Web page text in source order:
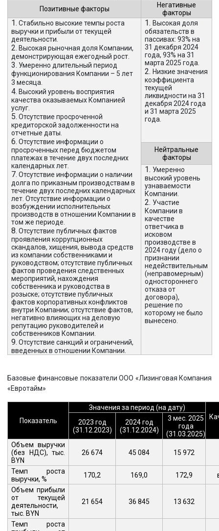
Позитивные факторы
Негативные
факторы
1. Стабильно высокие темпы роста
выручки и прибыли от текущей
деятельности.
2. Высокая рыночная доля Компании,
демонстрирующая ежегодный рост.
3. Умеренно длительный период
функционирования Компании – 5 лет
3 месяца.
4. Высокий уровень восприятия
качества оказываемых Компанией
услуг.
5. Отсутствие просроченной
кредиторской задолженности на
отчетные даты.
6. Отсутствие информации о
просроченных перед бюджетом
платежах в течение двух последних
календарных лет.
7. Отсутствие информации о наличии
долга по приказным производствам в
течение двух последних календарных
лет. Отсутствие информации о
возбуждении исполнительных
производств в отношении Компании в
том же периоде.
8. Отсутствие публичных фактов
проявления коррупционных
скандалов, хищения, вывода средств
из компании собственниками и
руководством; отсутствие публичных
фактов проведения следственных
мероприятий, нахождения
собственника и руководства в
розыске; отсутствие публичных
фактов корпоративных конфликтов
внутри Компании; отсутствие фактов,
негативно влияющих на деловую
репутацию руководителей и
собственников Компании.
9. Отсутствие санкций и ограничений,
введенных в отношении Компании.
1.Высокая доля
обязательств в
пассивах: 93% на
31 декабря 2024
года, 93% на 31
марта 2025 года.
2.Низкие значения
коэффициента
текущей
ликвидности на 31
декабря 2024 года
и 31 марта 2025
года.
Нейтральные
факторы
1. Умеренно
высокий уровень
узнаваемости
Компании.
2. Участие
Компании в
качестве
ответчика в
исковом
производстве в
2024 году (дело о
признании
недействительным
(неправомерным)
одностороннего
отказа от
договора),
решение по
которому не было
вынесено.
Базовые финансовые показатели ООО «Лизинговая Компания
«Евротайм»
Показатель
Значения за период (на дату)
2023 год
(31.12.2023)
2024 год
(31.12.2024)
3 мес. 2025
года
(31.03.2025)
Объем выручки
(без НДС), тыс.
BYN
26 674 45 084 15 972
Темп роста
выручки, %
170,2 169,0 172,9
Объем прибыли
от текущей
деятельности,
тыс. BYN
21 654 36 845 13 632
Темп роста